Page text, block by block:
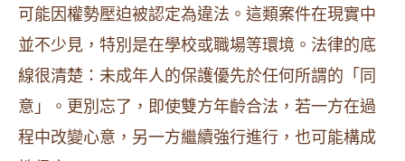
可能因權勢壓迫被認定為違法。這類案件在現實中
並不少見，特別是在學校或職場等環境。法律的底
線很清楚：未成年人的保護優先於任何所謂的「同
意」。更別忘了，即使雙方年齡合法，若一方在過
程中改變心意，另一方繼續強行進行，也可能構成